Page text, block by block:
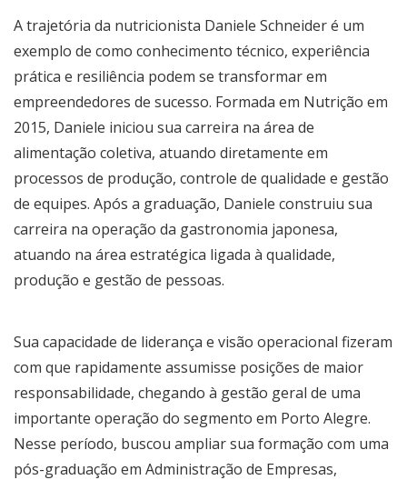
A trajetória da nutricionista Daniele Schneider é um
exemplo de como conhecimento técnico, experiência
prática e resiliência podem se transformar em
empreendedores de sucesso. Formada em Nutrição em
2015, Daniele iniciou sua carreira na área de
alimentação coletiva, atuando diretamente em
processos de produção, controle de qualidade e gestão
de equipes. Após a graduação, Daniele construiu sua
carreira na operação da gastronomia japonesa,
atuando na área estratégica ligada à qualidade,
produção e gestão de pessoas.
Sua capacidade de liderança e visão operacional fizeram
com que rapidamente assumisse posições de maior
responsabilidade, chegando à gestão geral de uma
importante operação do segmento em Porto Alegre.
Nesse período, buscou ampliar sua formação com uma
pós-graduação em Administração de Empresas,